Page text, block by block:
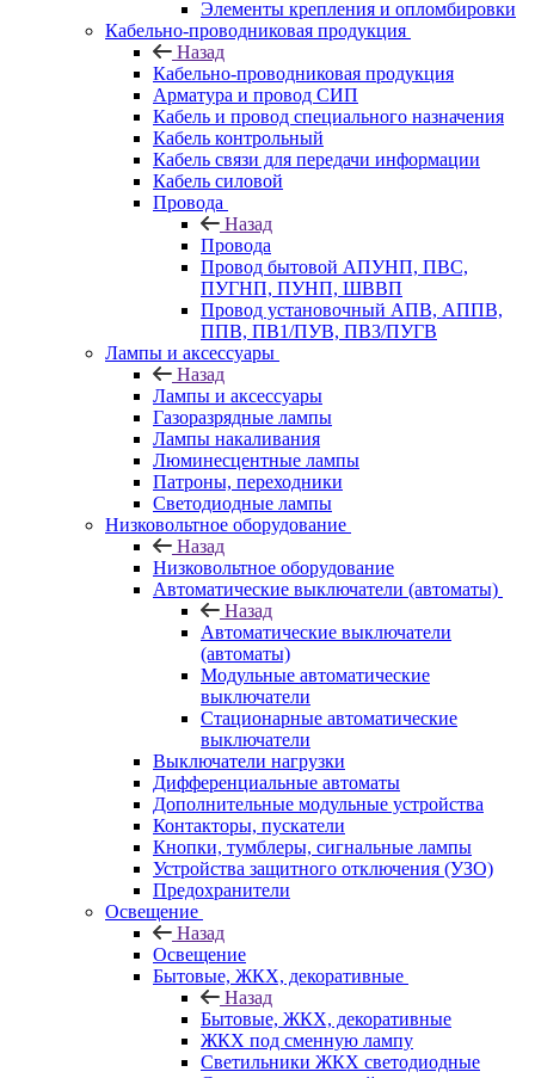
Элементы крепления и опломбировки
Кабельно-проводниковая продукция
Назад
Кабельно-проводниковая продукция
Арматура и провод СИП
Кабель и провод специального назначения
Кабель контрольный
Кабель связи для передачи информации
Кабель силовой
Провода
Назад
Провода
Провод бытовой АПУНП, ПВС,
ПУГНП, ПУНП, ШВВП
Провод установочный АПВ, АППВ,
ППВ, ПВ1/ПУВ, ПВ3/ПУГВ
Лампы и аксессуары
Назад
Лампы и аксессуары
Газоразрядные лампы
Лампы накаливания
Люминесцентные лампы
Патроны, переходники
Светодиодные лампы
Низковольтное оборудование
Назад
Низковольтное оборудование
Автоматические выключатели (автоматы)
Назад
Автоматические выключатели
(автоматы)
Модульные автоматические
выключатели
Стационарные автоматические
выключатели
Выключатели нагрузки
Дифференциальные автоматы
Дополнительные модульные устройства
Контакторы, пускатели
Кнопки, тумблеры, сигнальные лампы
Устройства защитного отключения (УЗО)
Предохранители
Освещение
Назад
Освещение
Бытовые, ЖКХ, декоративные
Назад
Бытовые, ЖКХ, декоративные
ЖКХ под сменную лампу
Светильники ЖКХ светодиодные